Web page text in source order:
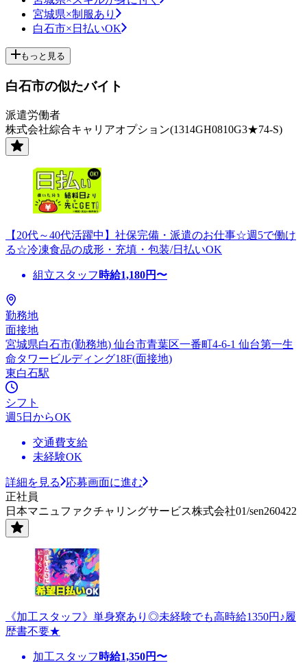
宮城県×制服あり
白石市×日払いOK
もっと見る
白石市の似たバイト
派遣労働者
株式会社綜合キャリアオプション(1314GH0810G3★74-S)
【20代～40代活躍中】社保完備・派遣のお仕事☆週5で働け
る☆冷凍食品の成形・充填・包装/日払いOK
組立スタッフ 時給1,180円〜
勤務地
面接地
宮城県白石市(勤務地) 仙台市青葉区一番町4-6-1 仙台第一生
命タワービルディング18F(面接地)
東白石駅
シフト
週5日からOK
交通費支給
未経験OK
詳細を見る
応募画面に進む
正社員
日本マニュファクチャリングサービス株式会社01/sen260422
《加工スタッフ》単身寮あり◎未経験でも高時給1350円♪履
歴書不要★
加工スタッフ 時給1,350円〜